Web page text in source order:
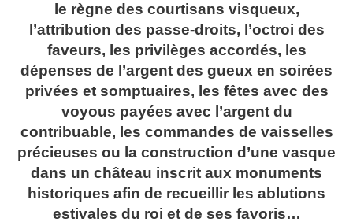
le règne des courtisans visqueux,
l’attribution des passe-droits, l’octroi des
faveurs, les privilèges accordés, les
dépenses de l’argent des gueux en soirées
privées et somptuaires, les fêtes avec des
voyous payées avec l’argent du
contribuable, les commandes de vaisselles
précieuses ou la construction d’une vasque
dans un château inscrit aux monuments
historiques afin de recueillir les ablutions
estivales du roi et de ses favoris…